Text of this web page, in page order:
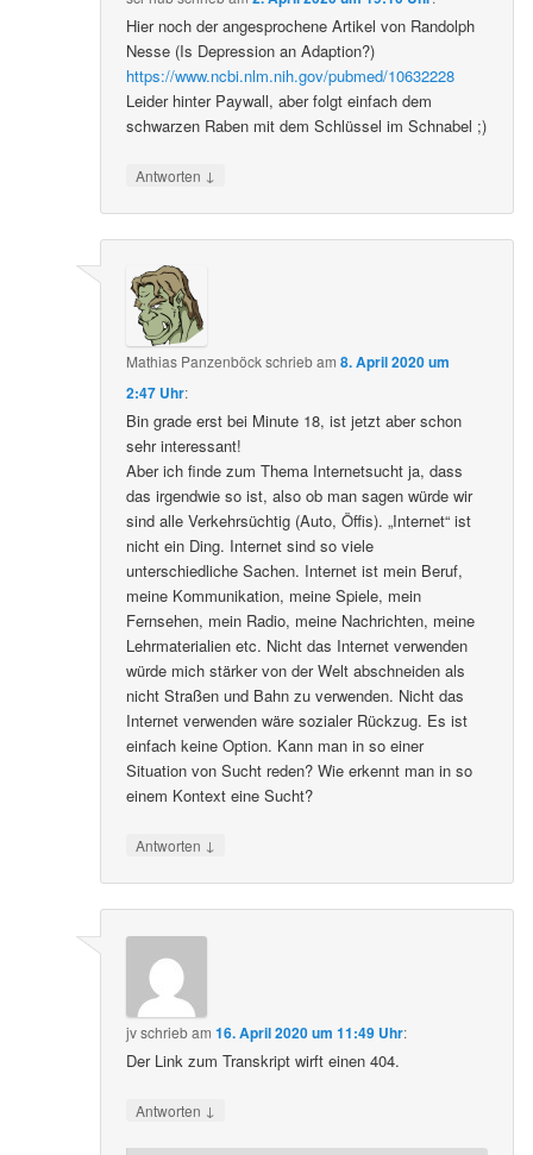
Hier noch der angesprochene Artikel von Randolph
Nesse (Is Depression an Adaption?)
https://www.ncbi.nlm.nih.gov/pubmed/10632228
Leider hinter Paywall, aber folgt einfach dem
schwarzen Raben mit dem Schlüssel im Schnabel ;)
Antworten ↓
Mathias Panzenböckschriebam8. April 2020 um
2:47 Uhr:
Bin grade erst bei Minute 18, ist jetzt aber schon
sehr interessant!
Aber ich finde zum Thema Internetsucht ja, dass
das irgendwie so ist, also ob man sagen würde wir
sind alle Verkehrsüchtig (Auto, Öffis). „Internet“ ist
nicht ein Ding. Internet sind so viele
unterschiedliche Sachen. Internet ist mein Beruf,
meine Kommunikation, meine Spiele, mein
Fernsehen, mein Radio, meine Nachrichten, meine
Lehrmaterialien etc. Nicht das Internet verwenden
würde mich stärker von der Welt abschneiden als
nicht Straßen und Bahn zu verwenden. Nicht das
Internet verwenden wäre sozialer Rückzug. Es ist
einfach keine Option. Kann man in so einer
Situation von Sucht reden? Wie erkennt man in so
einem Kontext eine Sucht?
Antworten ↓
jvschriebam16. April 2020 um 11:49 Uhr:
Der Link zum Transkript wirft einen 404.
Antworten ↓